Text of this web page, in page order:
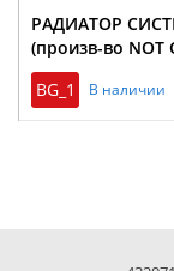
РАДИАТОР
(произв-во NOT
BG_1
В наличии